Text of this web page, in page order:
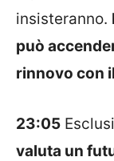
insisteranno.
può
rinnovo con
23:05
valuta un